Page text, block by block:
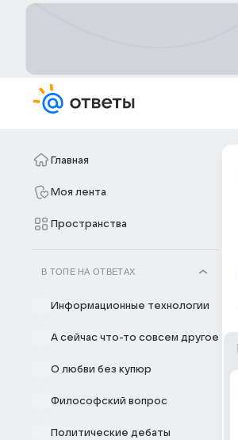
Главная
Моя лента
Пространства
В ТОПЕ НА ОТВЕТАХ
Информационные технологии
А сейчас что-то совсем другое
О любви без купюр
Философский вопрос
Политические дебаты